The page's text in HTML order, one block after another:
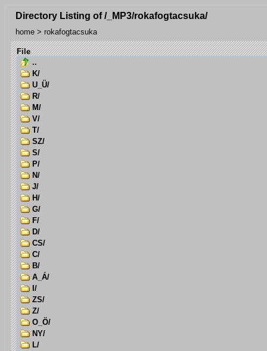
Directory Listing of /_MP3/rokafogtacsuka/
home > rokafogtacsuka
File
..
K/
U_Ü/
R/
M/
V/
T/
SZ/
S/
P/
N/
J/
H/
G/
F/
D/
CS/
C/
B/
A_Á/
I/
ZS/
Z/
O_Ö/
NY/
L/